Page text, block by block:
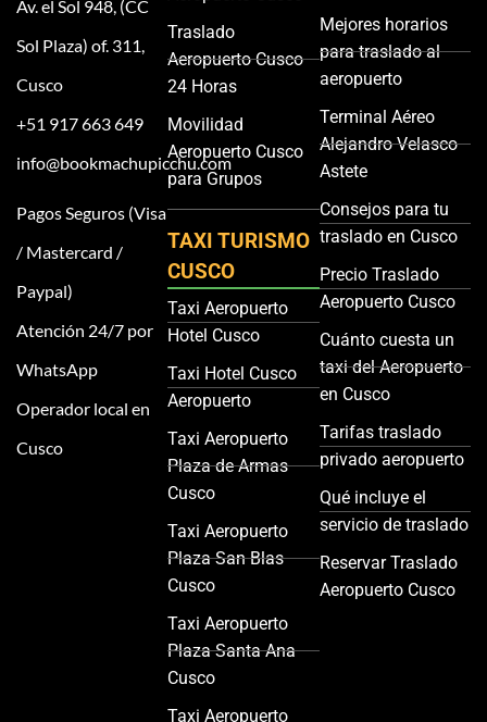
Av. el Sol 948, (CC
Sol Plaza) of. 311,
Cusco
+51 917 663 649
info@bookmachupicchu.com
Pagos Seguros (Visa
/ Mastercard /
Paypal)
Atención 24/7 por
WhatsApp
Operador local en
Cusco
Traslado
Aeropuerto Cusco
24 Horas
Movilidad
Aeropuerto Cusco
para Grupos
TAXI TURISMO
CUSCO
Taxi Aeropuerto
Hotel Cusco
Taxi Hotel Cusco
Aeropuerto
Taxi Aeropuerto
Plaza de Armas
Cusco
Taxi Aeropuerto
Plaza San Blas
Cusco
Taxi Aeropuerto
Plaza Santa Ana
Cusco
Taxi Aeropuerto
Mejores horarios
para traslado al
aeropuerto
Terminal Aéreo
Alejandro Velasco
Astete
Consejos para tu
traslado en Cusco
Precio Traslado
Aeropuerto Cusco
Cuánto cuesta un
taxi del Aeropuerto
en Cusco
Tarifas traslado
privado aeropuerto
Qué incluye el
servicio de traslado
Reservar Traslado
Aeropuerto Cusco